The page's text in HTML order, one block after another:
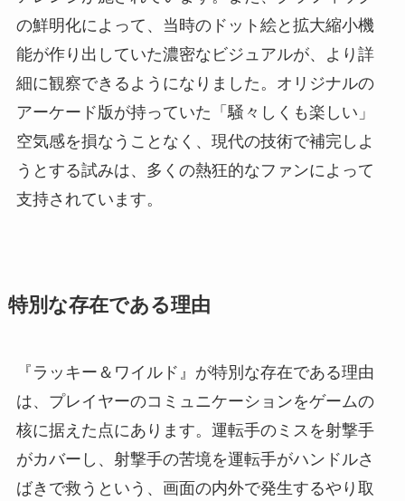
の鮮明化によって、当時のドット絵と拡大縮小機
能が作り出していた濃密なビジュアルが、より詳
細に観察できるようになりました。オリジナルの
アーケード版が持っていた「騒々しくも楽しい」
空気感を損なうことなく、現代の技術で補完しよ
うとする試みは、多くの熱狂的なファンによって
支持されています。
特別な存在である理由
『ラッキー＆ワイルド』が特別な存在である理由
は、プレイヤーのコミュニケーションをゲームの
核に据えた点にあります。運転手のミスを射撃手
がカバーし、射撃手の苦境を運転手がハンドルさ
ばきで救うという、画面の内外で発生するやり取